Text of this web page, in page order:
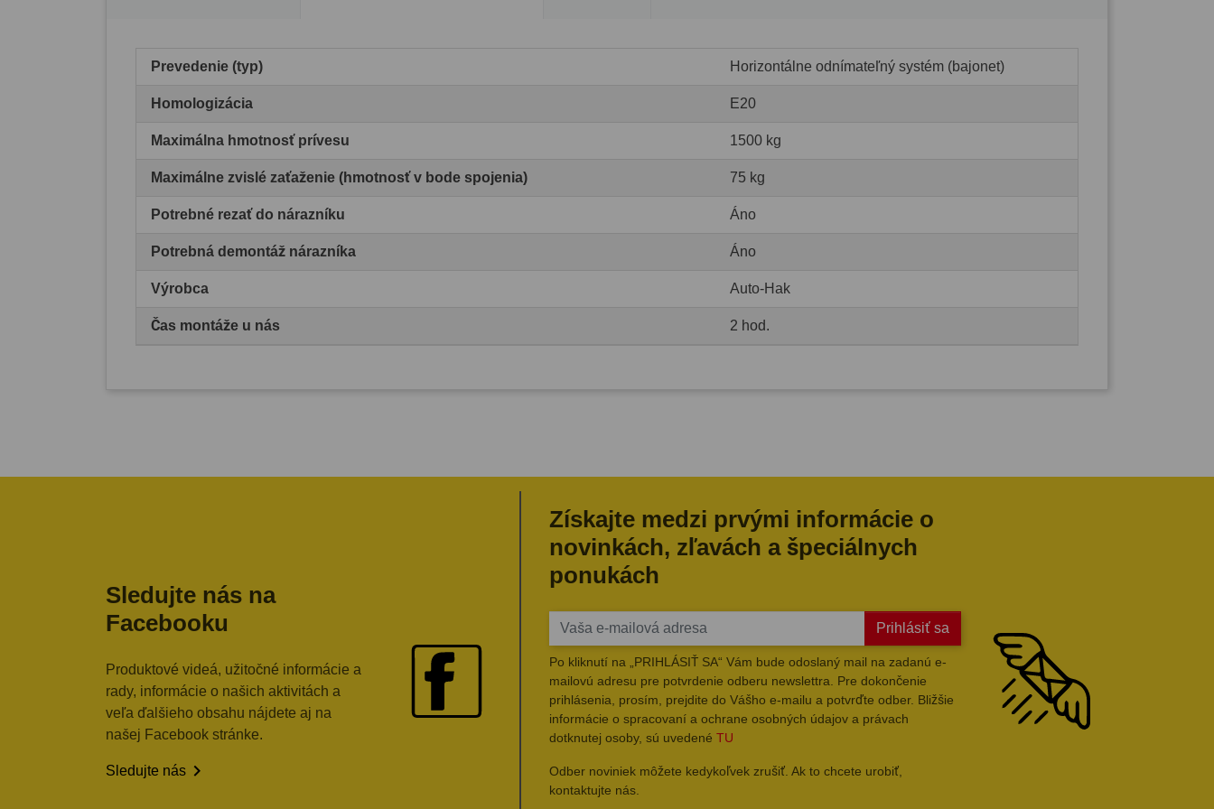
Prevedenie (typ) Horizontálne odnímateľný systém (bajonet)
Homologizácia E20
Maximálna hmotnosť prívesu 1500 kg
Maximálne zvislé zaťaženie (hmotnosť v bode spojenia) 75 kg
Potrebné rezať do nárazníku Áno
Potrebná demontáž nárazníka Áno
Výrobca Auto-Hak
Čas montáže u nás 2 hod.
Sledujte nás na
Facebooku
Produktové videá, užitočné informácie a
rady, informácie o našich aktivitách a
veľa ďalšieho obsahu nájdete aj na
našej Facebook stránke.
Sledujte nás 
Získajte medzi prvými informácie o
novinkách, zľavách a špeciálnych
ponukách
Prihlásiť sa
Po kliknutí na „PRIHLÁSIŤ SA“ Vám bude odoslaný mail na zadanú e-
mailovú adresu pre potvrdenie odberu newslettra. Pre dokončenie
prihlásenia, prosím, prejdite do Vášho e-mailu a potvrďte odber. Bližšie
informácie o spracovaní a ochrane osobných údajov a právach
dotknutej osoby, sú uvedené TU
Odber noviniek môžete kedykoľvek zrušiť. Ak to chcete urobiť,
kontaktujte nás.